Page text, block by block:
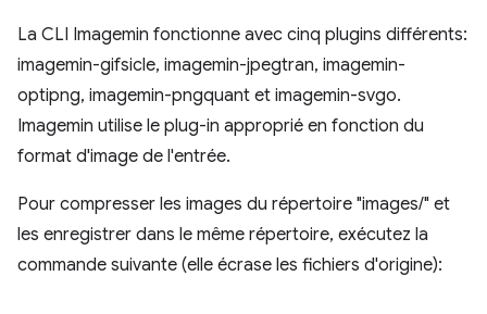
La CLI Imagemin fonctionne avec cinq plugins différents:
imagemin-gifsicle, imagemin-jpegtran, imagemin-
optipng, imagemin-pngquant et imagemin-svgo.
Imagemin utilise le plug-in approprié en fonction du
format d'image de l'entrée.
Pour compresser les images du répertoire "images/" et
les enregistrer dans le même répertoire, exécutez la
commande suivante (elle écrase les fichiers d'origine):